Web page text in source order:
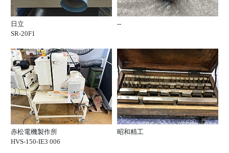
日立
SR-20F1
--
赤松電機製作所
HVS-150-IE3 006
昭和精工